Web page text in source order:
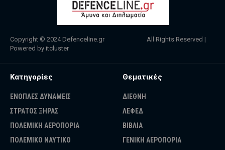
Copyright © 2024 Defenceline.gr All Rights Reserved |
Powered by itcluster
Κατηγορίες
ΕΝΟΠΛΕΣ ΔΥΝΑΜΕΙΣ
ΣΤΡΑΤΟΣ ΞΗΡΑΣ
ΠΟΛΕΜΙΚΗ ΑΕΡΟΠΟΡΙΑ
ΠΟΛΕΜΙΚΟ ΝΑΥΤΙΚΟ
Θεματικές
ΔΙΕΘΝΗ
ΛΕΦΕΔ
ΒΙΒΛΙΑ
ΓΕΝΙΚΗ ΑΕΡΟΠΟΡΙΑ